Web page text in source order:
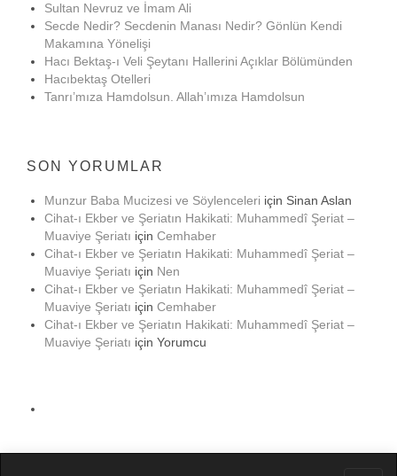
Sultan Nevruz ve İmam Ali
Secde Nedir? Secdenin Manası Nedir? Gönlün Kendi
Makamına Yönelişi
Hacı Bektaş-ı Veli Şeytanı Hallerini Açıklar Bölümünden
Hacıbektaş Otelleri
Tanrı’mıza Hamdolsun. Allah’ımıza Hamdolsun
SON YORUMLAR
Munzur Baba Mucizesi ve Söylenceleri için Sinan Aslan
Cihat-ı Ekber ve Şeriatın Hakikati: Muhammedî Şeriat –
Muaviye Şeriatı için Cemhaber
Cihat-ı Ekber ve Şeriatın Hakikati: Muhammedî Şeriat –
Muaviye Şeriatı için Nen
Cihat-ı Ekber ve Şeriatın Hakikati: Muhammedî Şeriat –
Muaviye Şeriatı için Cemhaber
Cihat-ı Ekber ve Şeriatın Hakikati: Muhammedî Şeriat –
Muaviye Şeriatı için Yorumcu